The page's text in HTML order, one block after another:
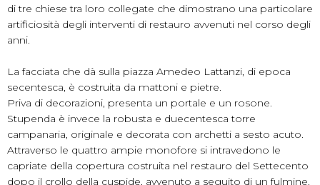
di tre chiese tra loro collegate che dimostrano una particolare
artificiosità degli interventi di restauro avvenuti nel corso degli
anni.
La facciata che dà sulla piazza Amedeo Lattanzi, di epoca
secentesca, è costruita da mattoni e pietre.
Priva di decorazioni, presenta un portale e un rosone.
Stupenda è invece la robusta e duecentesca torre
campanaria, originale e decorata con archetti a sesto acuto.
Attraverso le quattro ampie monofore si intravedono le
capriate della copertura costruita nel restauro del Settecento
dopo il crollo della cuspide, avvenuto a seguito di un fulmine.